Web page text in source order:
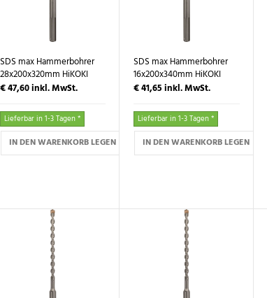
SDS max Hammerbohrer
28x200x320mm HiKOKI
€ 47,60inkl. MwSt.
Lieferbar in 1-3 Tagen *
IN DEN WARENKORB LEGEN
SDS max Hammerbohrer
16x200x340mm HiKOKI
€ 41,65inkl. MwSt.
Lieferbar in 1-3 Tagen *
IN DEN WARENKORB LEGEN